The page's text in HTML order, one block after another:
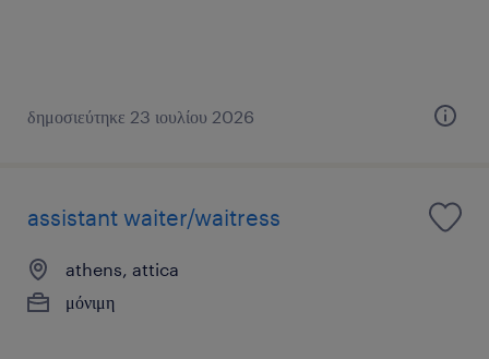
δημοσιεύτηκε 23 ιουλίου 2026
assistant waiter/waitress
athens, attica
μόνιμη